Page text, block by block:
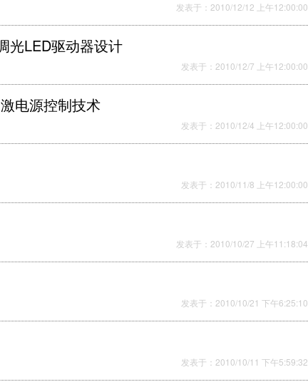
发表于：2010/12/12 上午12:00:00
光LED驱动器设计
发表于：2010/12/7 上午12:00:00
电源控制技术
发表于：2010/12/4 上午12:00:00
发表于：2010/11/8 上午12:00:00
发表于：2010/10/27 上午11:18:04
发表于：2010/10/21 下午6:25:10
发表于：2010/10/11 下午5:59:32